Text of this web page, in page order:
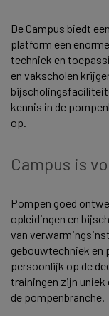
De Campus biedt
platform een
techniek en
en vakscholen
kennis in de
op.
Campus is
Pompen goed
opleidingen en
van
gebouwtechniek en
persoonlijk op de
trainingen zijn uniek
de pompenbranche.